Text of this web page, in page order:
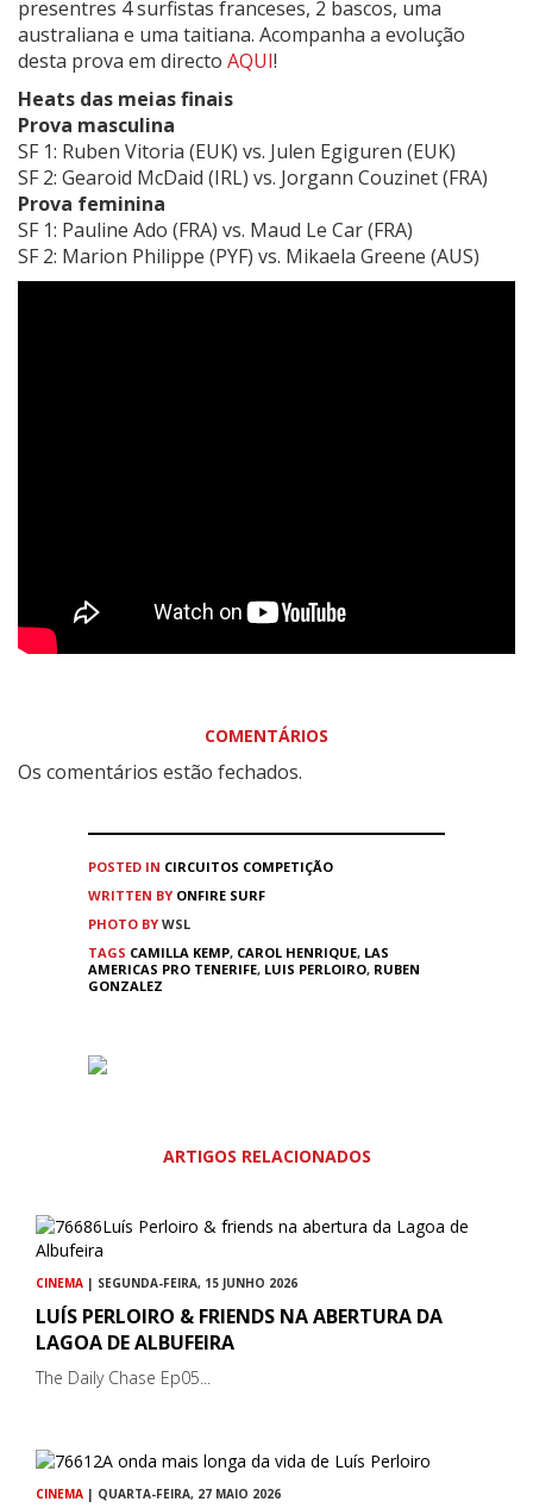
presentres 4 surfistas franceses, 2 bascos, uma
australiana e uma taitiana. Acompanha a evolução
desta prova em directo AQUI!
Heats das meias finais
Prova masculina
SF 1: Ruben Vitoria (EUK) vs. Julen Egiguren (EUK)
SF 2: Gearoid McDaid (IRL) vs. Jorgann Couzinet (FRA)
Prova feminina
SF 1: Pauline Ado (FRA) vs. Maud Le Car (FRA)
SF 2: Marion Philippe (PYF) vs. Mikaela Greene (AUS)
COMENTÁRIOS
Os comentários estão fechados.
POSTED IN CIRCUITOS COMPETIÇÃO
WRITTEN BY ONFIRE SURF
PHOTO BY WSL
TAGS CAMILLA KEMP, CAROL HENRIQUE, LAS
AMERICAS PRO TENERIFE, LUIS PERLOIRO, RUBEN
GONZALEZ
ARTIGOS RELACIONADOS
CINEMA | SEGUNDA-FEIRA, 15 JUNHO 2026
LUÍS PERLOIRO & FRIENDS NA ABERTURA DA
LAGOA DE ALBUFEIRA
The Daily Chase Ep05...
CINEMA | QUARTA-FEIRA, 27 MAIO 2026